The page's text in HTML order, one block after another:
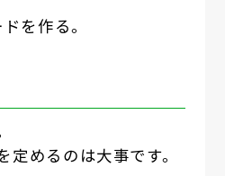
を作る。
定めるのは大事です。